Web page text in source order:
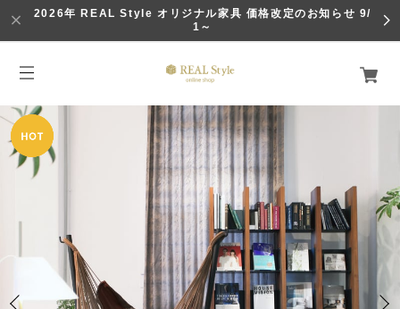
2026年 REAL Style オリジナル家具 価格改定のお知らせ 9/
1～